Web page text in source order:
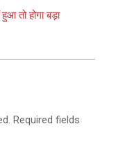
तो होगा बड़ा
Required fields